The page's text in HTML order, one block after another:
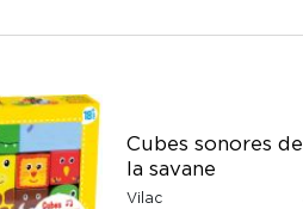
Cubes sonores de
la savane
Vilac